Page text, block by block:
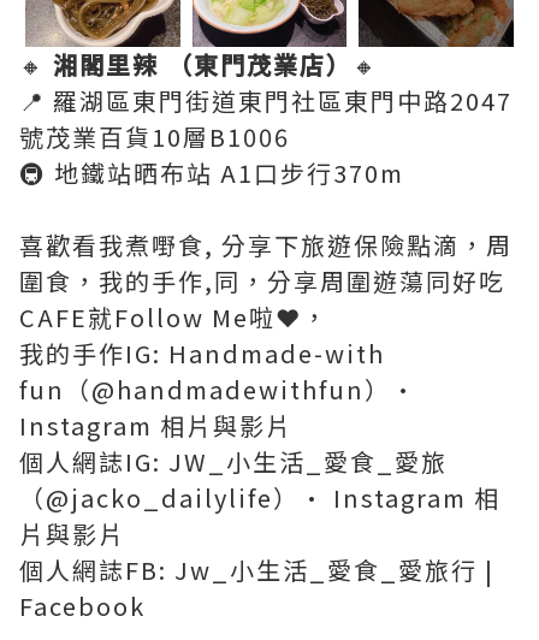
🔸 湘閣里辣 （東門茂業店）
🔸
📍 羅湖區東門街道東門社區東門中路2047
號茂業百貨10層B1006
🚇 地鐵站晒布站 A1口步行370m
喜歡看我煮嘢食, 分享下旅遊保險點滴，周
圍食，我的手作,同，分享周圍遊蕩同好吃
CAFE就Follow Me啦❤️，
我的手作IG: Handmade-with
fun（@handmadewithfun）•
Instagram 相片與影片
個人網誌IG: JW_小生活_愛食_愛旅
（@jacko_dailylife）• Instagram 相
片與影片
個人網誌FB: Jw_小生活_愛食_愛旅行 |
Facebook